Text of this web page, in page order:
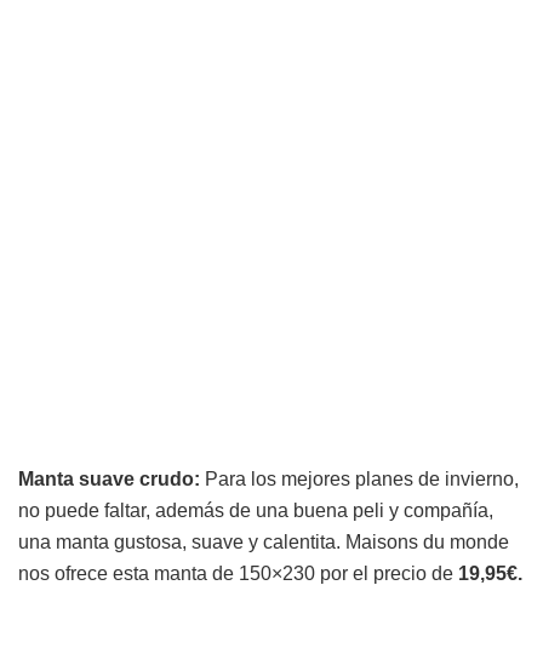
Manta suave crudo: Para los mejores planes de invierno,
no puede faltar, además de una buena peli y compañía,
una manta gustosa, suave y calentita. Maisons du monde
nos ofrece esta manta de 150×230 por el precio de 19,95€.